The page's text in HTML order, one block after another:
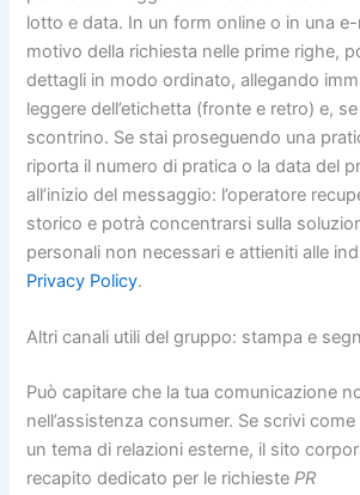
lotto e data. In un form online o in una
motivo della richiesta nelle prime righe,
dettagli in modo ordinato, allegando
leggere dell’etichetta (fronte e retro) e,
scontrino. Se stai proseguendo una
riporta il numero di pratica o la data del
all’inizio del messaggio: l’operatore
storico e potrà concentrarsi sulla
personali non necessari e attieniti alle
Privacy Policy.
Altri canali utili del gruppo: stampa e
Può capitare che la tua comunicazione
nell’assistenza consumer. Se scrivi
un tema di relazioni esterne, il sito
recapito dedicato per le richiestePR